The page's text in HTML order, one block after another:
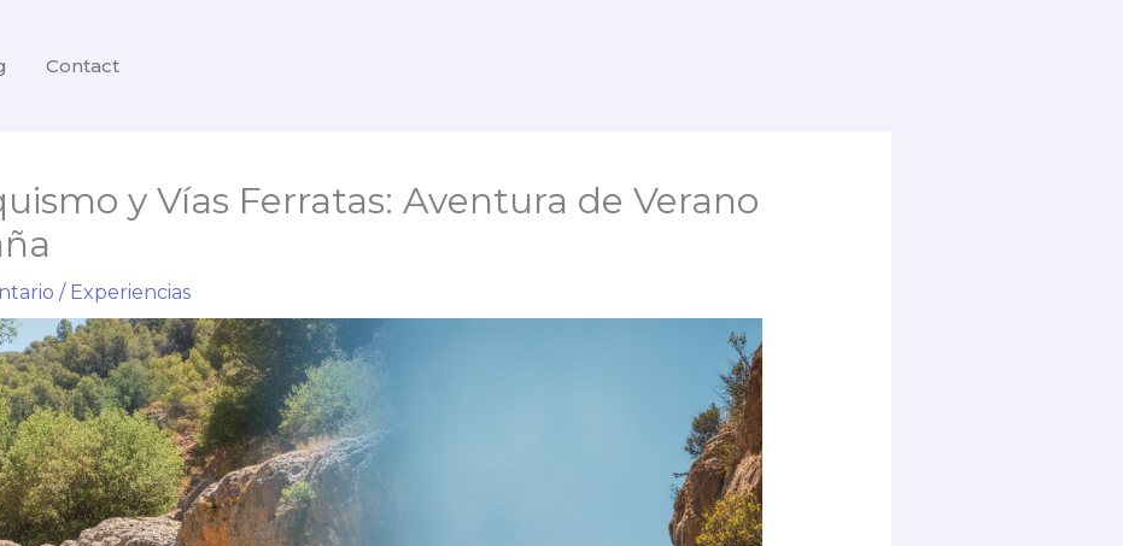
Contact
y Vías Ferratas: Aventura de Verano
/ Experiencias